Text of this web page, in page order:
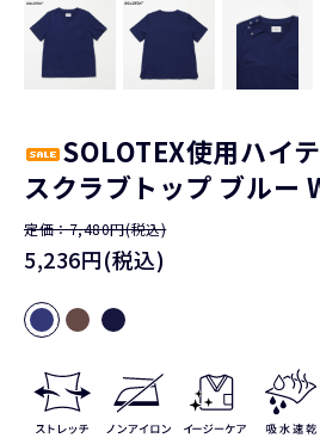
SOLOTEX使用ハイ
スクラブトップ ブルー
定価：7,480円(税込)
5,236円(税込)